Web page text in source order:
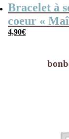
Bracelet à
coeur «
en or »
4,90€